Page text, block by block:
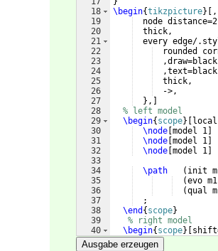
18
19
20
21
22
23
24
25
26
27
28
29
30
31
32
33
34
35
36
37
38
39
40
41
\begin{tikzpicture}
,
node
  thick,
every edge/
rounded
  thick,
  ->,
} ,
% left model
\begin{ scope}
local
\node model 1
\node model 1
\node model 1
\path
( init
(evo m1
(qual
  ;
\end { scope}
% right model
\begin{ scope}
,anchor=north
Ausgabe erzeugen